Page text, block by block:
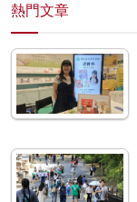
熱門文章